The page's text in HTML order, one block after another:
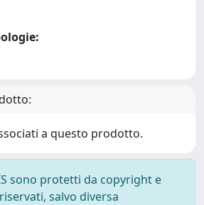
a questo prodotto.
sono protetti da copyright e
salvo diversa